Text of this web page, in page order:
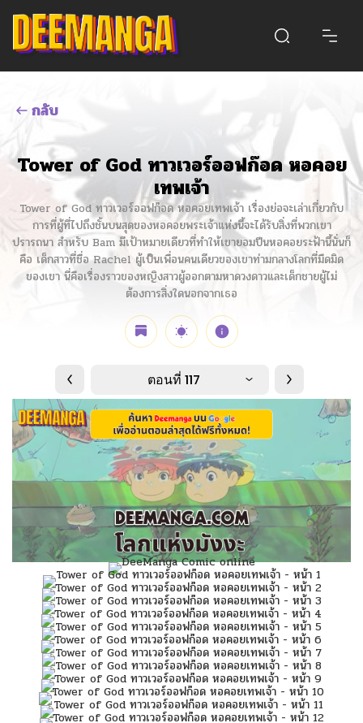
กลับ
Tower of God ทาวเวอร์ออฟก๊อด หอคอย
เทพเจ้า
Tower of God ทาวเวอร์ออฟก๊อด หอคอยเทพเจ้า เรื่องย่อจะเล่าเกี่ยวกับ
การที่ผู้ที่ไปถึงชั้นบนสุดของหอคอยพระเจ้าแห่งนี้จะได้รับสิ่งที่พวกเขา
ปรารถนา สำหรับ Bam มีเป้าหมายเดียวที่ทำให้เขายอมปีนหอคอยระฟ้านี้นั่นก็
คือ เด็กสาวที่ชื่อ Rachel ผู้เป็นเพื่อนคนเดียวของเขาท่ามกลางโลกที่มืดมิด
ของเขา นี่คือเรื่องราวของหญิงสาวผู้ออกตามหาดวงดาวและเด็กชายผู้ไม่
ต้องการสิ่งใดนอกจากเธอ
ตอนที่ 117